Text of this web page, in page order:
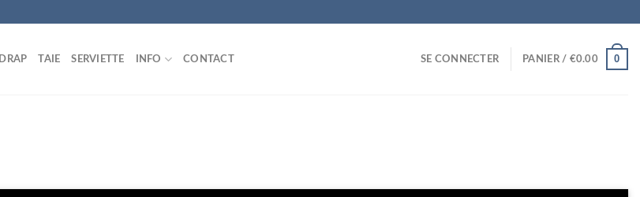
DRAP TAIE SERVIETTE INFO CONTACT SE CONNECTER PANIER / €0.00 0